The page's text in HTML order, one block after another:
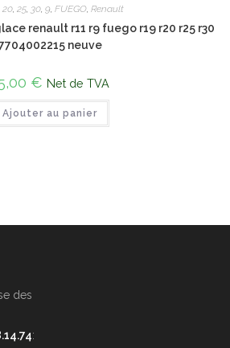
20, 25, 30, 9, FUEGO, Renault
renault r11 r9 fuego r19 r20 r25 r30
neuve
€ Net de TVA
Ajouter au panier
des
: